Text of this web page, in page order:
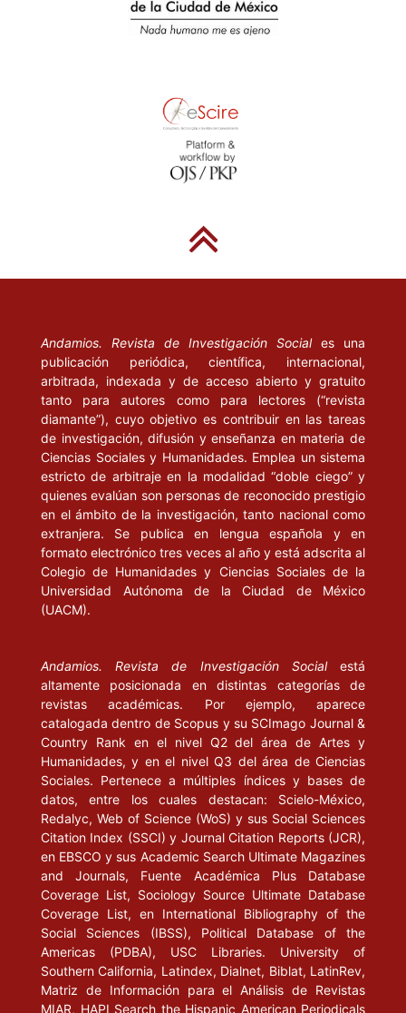
Andamios. Revista de Investigación Social es una
publicación periódica, científica, internacional,
arbitrada, indexada y de acceso abierto y gratuito
tanto para autores como para lectores (“revista
diamante”), cuyo objetivo es contribuir en las tareas
de investigación, difusión y enseñanza en materia de
Ciencias Sociales y Humanidades. Emplea un sistema
estricto de arbitraje en la modalidad “doble ciego” y
quienes evalúan son personas de reconocido prestigio
en el ámbito de la investigación, tanto nacional como
extranjera. Se publica en lengua española y en
formato electrónico tres veces al año y está adscrita al
Colegio de Humanidades y Ciencias Sociales de la
Universidad Autónoma de la Ciudad de México
(UACM).
Andamios. Revista de Investigación Socialestá
altamente posicionada en distintas categorías de
revistas académicas. Por ejemplo, aparece
catalogada dentro de Scopus y su SCImago Journal &
Country Rank en el nivel Q2 del área de Artes y
Humanidades, y en el nivel Q3 del área de Ciencias
Sociales. Pertenece a múltiples índices y bases de
datos, entre los cuales destacan: Scielo-México,
Redalyc, Web of Science (WoS) y sus Social Sciences
Citation Index (SSCI) y Journal Citation Reports (JCR),
en EBSCO y sus Academic Search Ultimate Magazines
and Journals, Fuente Académica Plus Database
Coverage List, Sociology Source Ultimate Database
Coverage List, en International Bibliography of the
Social Sciences (IBSS), Political Database of the
Americas (PDBA), USC Libraries. University of
Southern California, Latindex, Dialnet, Biblat, LatinRev,
Matriz de Información para el Análisis de Revistas
MIAR, HAPI Search the Hispanic American Periodicals